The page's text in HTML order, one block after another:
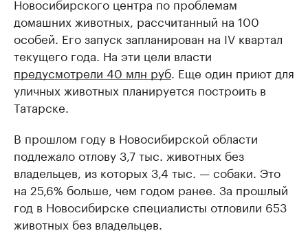
домашних животных, рассчитанный на 100
особей. Его запуск запланирован на IV квартал
текущего года. На эти цели власти
предусмотрели 40 млн руб . Еще один приют для
уличных животных планируется построить в
Татарске.
В прошлом году в Новосибирской области
подлежало отлову 3,7 тыс. животных без
владельцев, из которых 3,4 тыс. — собаки. Это
на 25,6% больше, чем годом ранее. За прошлый
год в Новосибирске специалисты отловили 653
животных без владельцев.